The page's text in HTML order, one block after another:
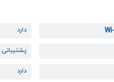
دارد
پشتیبانی
دارد